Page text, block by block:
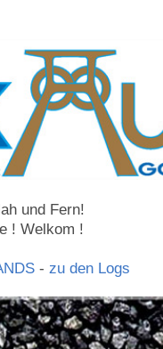
und Fern!
! Welkom !
- zu den Logs